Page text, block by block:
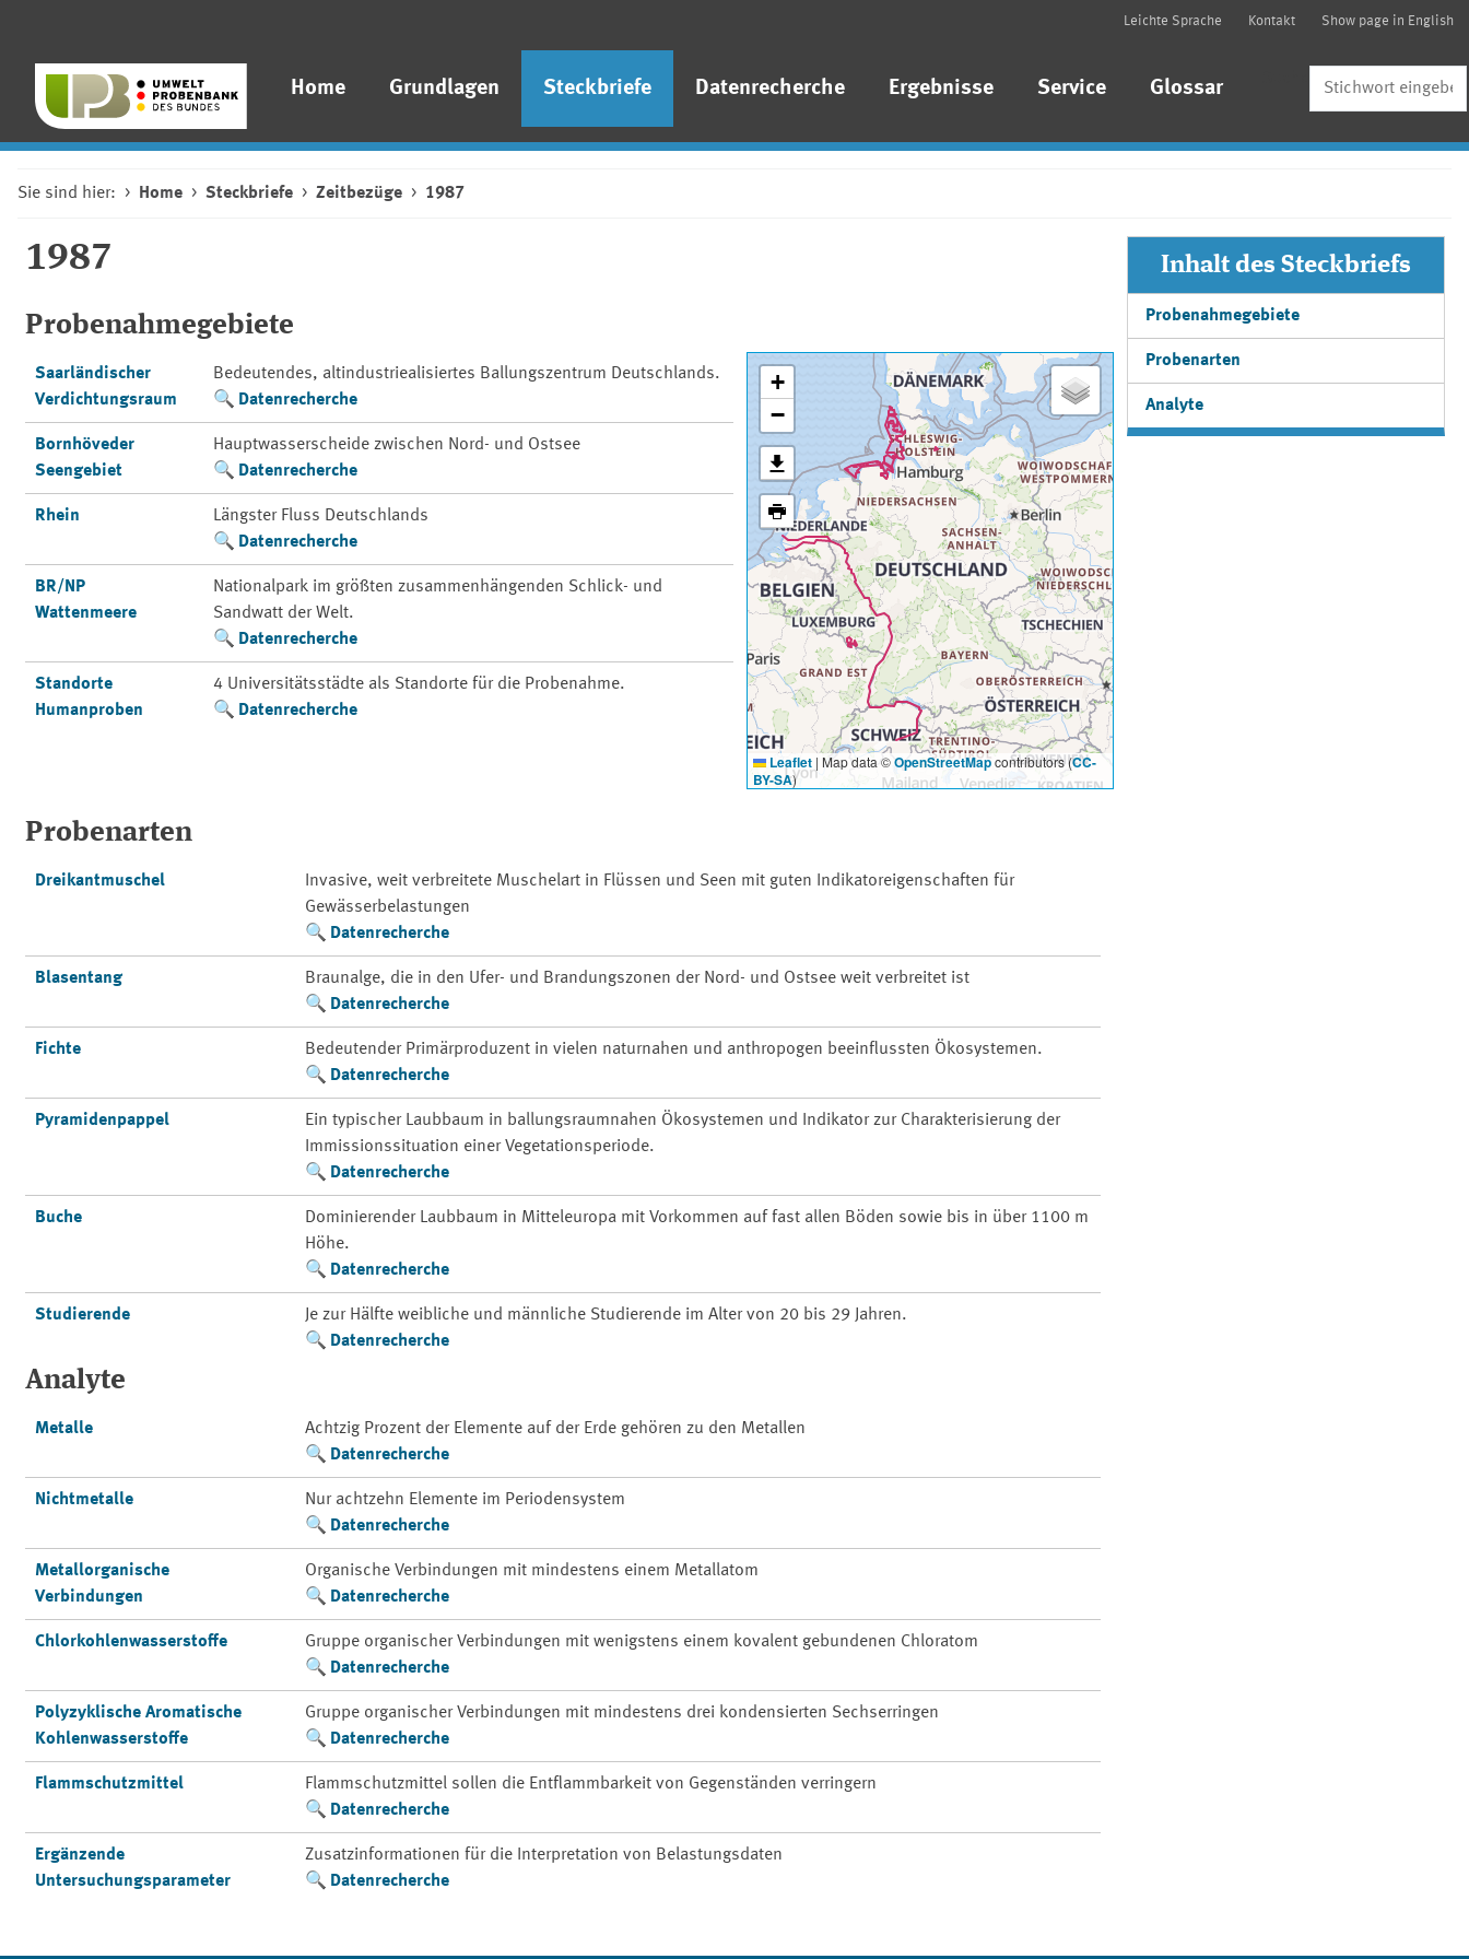
Leichte Sprache Kontakt Show page in English
Home Grundlagen Steckbriefe Datenrecherche Ergebnisse Service Glossar
Sie sind hier: Home Steckbriefe Zeitbezüge 1987
1987
Probenahmegebiete
Saarländischer
Verdichtungsraum
Bedeutendes, altindustriealisiertes Ballungszentrum Deutschlands.
Datenrecherche
Bornhöveder
Seengebiet
Hauptwasserscheide zwischen Nord- und Ostsee
Datenrecherche
Rhein
Längster Fluss Deutschlands
Datenrecherche
BR/NP
Wattenmeere
Nationalpark im größten zusammenhängenden Schlick- und
Sandwatt der Welt.
Datenrecherche
Standorte
Humanproben
4 Universitätsstädte als Standorte für die Probenahme.
Datenrecherche
+
−
Leaflet | Map data ©OpenStreetMapcontributors (CC-
BY-SA)
Probenarten
Dreikantmuschel
Invasive, weit verbreitete Muschelart in Flüssen und Seen mit guten Indikatoreigenschaften für
Gewässerbelastungen
Datenrecherche
Blasentang
Braunalge, die in den Ufer- und Brandungszonen der Nord- und Ostsee weit verbreitet ist
Datenrecherche
Fichte
Bedeutender Primärproduzent in vielen naturnahen und anthropogen beeinflussten Ökosystemen.
Datenrecherche
Pyramidenpappel
Ein typischer Laubbaum in ballungsraumnahen Ökosystemen und Indikator zur Charakterisierung der
Immissionssituation einer Vegetationsperiode.
Datenrecherche
Buche
Dominierender Laubbaum in Mitteleuropa mit Vorkommen auf fast allen Böden sowie bis in über 1100 m
Höhe.
Datenrecherche
Studierende
Je zur Hälfte weibliche und männliche Studierende im Alter von 20 bis 29 Jahren.
Datenrecherche
Analyte
Metalle
Achtzig Prozent der Elemente auf der Erde gehören zu den Metallen
Datenrecherche
Nichtmetalle
Nur achtzehn Elemente im Periodensystem
Datenrecherche
Metallorganische
Verbindungen
Organische Verbindungen mit mindestens einem Metallatom
Datenrecherche
Chlorkohlenwasserstoffe
Gruppe organischer Verbindungen mit wenigstens einem kovalent gebundenen Chloratom
Datenrecherche
Polyzyklische Aromatische
Kohlenwasserstoffe
Gruppe organischer Verbindungen mit mindestens drei kondensierten Sechserringen
Datenrecherche
Flammschutzmittel
Flammschutzmittel sollen die Entflammbarkeit von Gegenständen verringern
Datenrecherche
Ergänzende
Untersuchungsparameter
Zusatzinformationen für die Interpretation von Belastungsdaten
Datenrecherche
Inhalt des Steckbriefs
Probenahmegebiete
Probenarten
Analyte